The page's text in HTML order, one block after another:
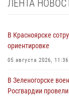
ЛЕНТА
В Красноярске
ориентировке
05 августа 2026, 11:36
В Зеленогорске
Росгвардии